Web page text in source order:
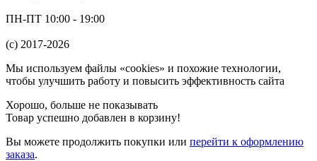
ПН-ПТ 10:00 - 19:00
(c) 2017-2026
Мы используем файлы «cookies» и похожие технологии,
чтобы улучшить работу и повысить эффективность сайта
Хорошо, больше не показывать
Товар успешно добавлен в корзину!
Вы можете продолжить покупки или перейти к оформлению
заказа.